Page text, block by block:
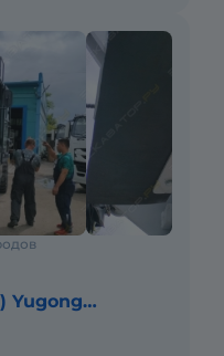
Yugong